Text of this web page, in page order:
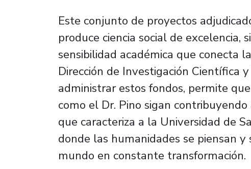
Este conjunto de proyectos
produce ciencia social de excelencia,
sensibilidad académica que conecta
Dirección de Investigación Científica
administrar estos fondos, permite
como el Dr. Pino sigan
que caracteriza a la Universidad de
donde las humanidades se piensan
mundo en constante transformación.